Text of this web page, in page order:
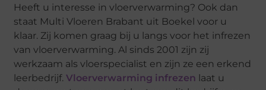
Heeft u interesse in vloerverwarming? Ook dan
staat Multi Vloeren Brabant uit Boekel voor u
klaar. Zij komen graag bij u langs voor het infrezen
van vloerverwarming. Al sinds 2001 zijn zij
werkzaam als vloerspecialist en zijn ze een erkend
leerbedrijf.Vloerverwarming infrezen laat u